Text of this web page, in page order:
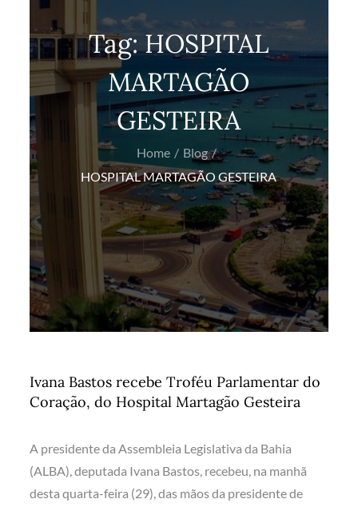
Tag:HOSPITAL
MARTAGÃO
GESTEIRA
Home
Blog
HOSPITAL MARTAGÃO GESTEIRA
Ivana Bastos recebe Troféu Parlamentar do
Coração, do Hospital Martagão Gesteira
A presidente da Assembleia Legislativa da Bahia
(ALBA), deputada Ivana Bastos, recebeu, na manhã
desta quarta-feira (29), das mãos da presidente de